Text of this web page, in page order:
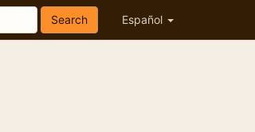
Español
Search